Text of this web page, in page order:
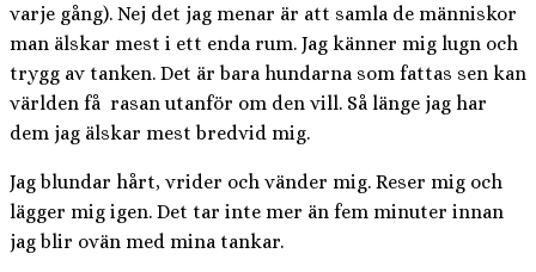
varje gång). Nej det jag menar är att samla de människor
man älskar mest i ett enda rum. Jag känner mig lugn och
trygg av tanken. Det är bara hundarna som fattas sen kan
världen få rasan utanför om den vill. Så länge jag har
dem jag älskar mest bredvid mig.
Jag blundar hårt, vrider och vänder mig. Reser mig och
lägger mig igen. Det tar inte mer än fem minuter innan
jag blir ovän med mina tankar.